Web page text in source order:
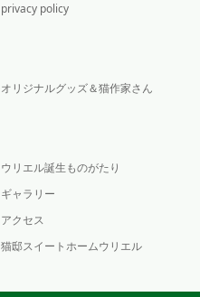
privacy policy
オリジナルグッズ＆猫作家さん
ウリエル誕生ものがたり
ギャラリー
アクセス
猫邸スイートホームウリエル